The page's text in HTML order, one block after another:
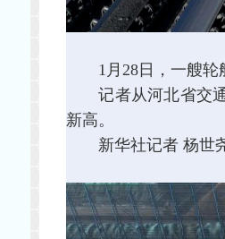
1月28日，一艘轮
记者从河北省交通
新高。
新华社记者 杨世